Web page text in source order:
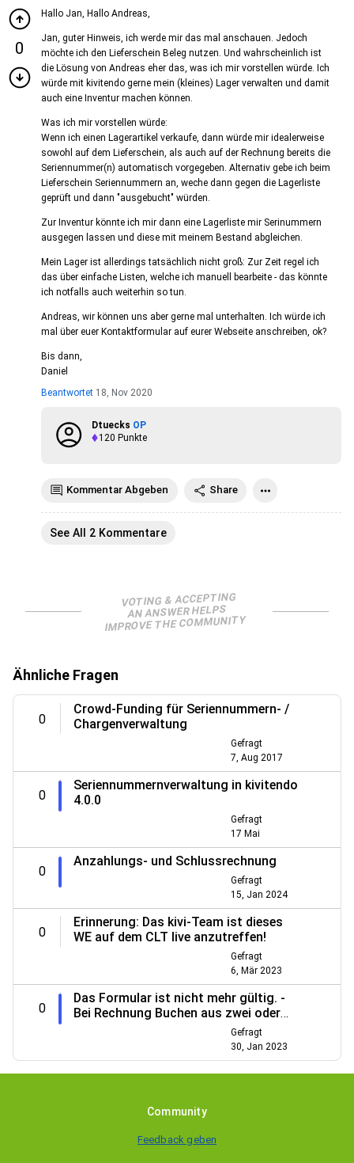
0
Hallo Jan, Hallo Andreas,
Jan, guter Hinweis, ich werde mir das mal anschauen. Jedoch
möchte ich den Lieferschein Beleg nutzen. Und wahrscheinlich ist
die Lösung von Andreas eher das, was ich mir vorstellen würde. Ich
würde mit kivitendo gerne mein (kleines) Lager verwalten und damit
auch eine Inventur machen können.
Was ich mir vorstellen würde:
Wenn ich einen Lagerartikel verkaufe, dann würde mir idealerweise
sowohl auf dem Lieferschein, als auch auf der Rechnung bereits die
Seriennummer(n) automatisch vorgegeben. Alternativ gebe ich beim
Lieferschein Seriennummern an, weche dann gegen die Lagerliste
geprüft und dann "ausgebucht" würden.
Zur Inventur könnte ich mir dann eine Lagerliste mir Serinummern
ausgegen lassen und diese mit meinem Bestand abgleichen.
Mein Lager ist allerdings tatsächlich nicht groß: Zur Zeit regel ich
das über einfache Listen, welche ich manuell bearbeite - das könnte
ich notfalls auch weiterhin so tun.
Andreas, wir können uns aber gerne mal unterhalten. Ich würde ich
mal über euer Kontaktformular auf eurer Webseite anschreiben, ok?
Bis dann,
Daniel
Beantwortet 18, Nov 2020
Dtuecks OP
120 Punkte
Kommentar Abgeben Share
See All 2 Kommentare
VOTING & ACCEPTING
AN ANSWER HELPS
IMPROVE THE COMMUNITY
Ähnliche Fragen
0
Crowd-Funding für Seriennummern- /
Chargenverwaltung
Gefragt
7, Aug 2017
0
Seriennummernverwaltung in kivitendo
4.0.0
Gefragt
17 Mai
0
Anzahlungs- und Schlussrechnung
Gefragt
15, Jan 2024
0
Erinnerung: Das kivi-Team ist dieses
WE auf dem CLT live anzutreffen!
Gefragt
6, Mär 2023
0
Das Formular ist nicht mehr gültig. -
Bei Rechnung Buchen aus zwei oder
Gefragt
30, Jan 2023
Community
Feedback geben